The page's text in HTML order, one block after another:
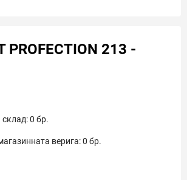
PROFECTION 213 -
склад:0 бр.
верига:0 бр.